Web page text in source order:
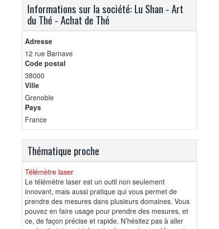
Informations sur la société: Lu Shan - Art
du Thé - Achat de Thé
Adresse
12 rue Barnave
Code postal
38000
Ville
Grenoble
Pays
France
Thématique proche
Télémètre laser
Le télémètre laser est un outil non seulement
innovant, mais aussi pratique qui vous permet de
prendre des mesures dans plusieurs domaines. Vous
pouvez en faire usage pour prendre des mesures, et
ce, de façon précise et rapide. N’hésitez pas à aller